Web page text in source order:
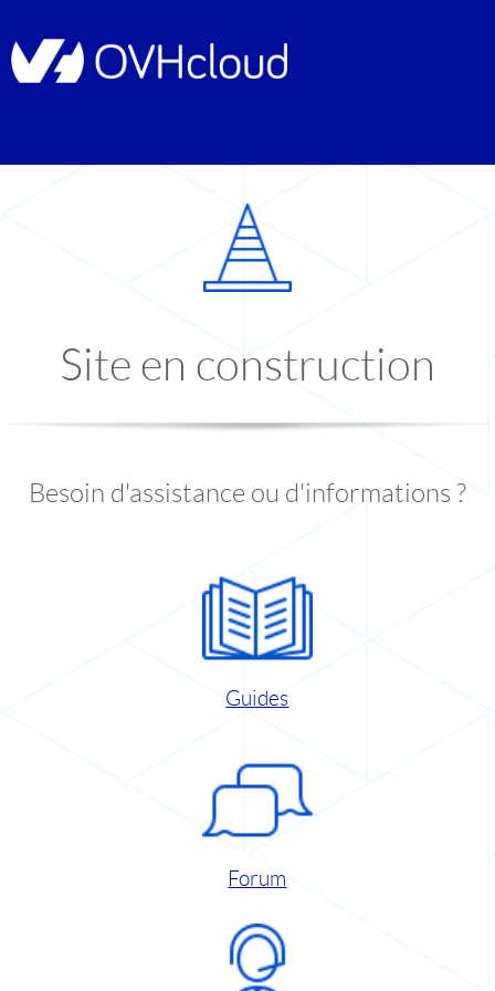
Site en construction
Besoin d'assistance ou d'informations ?
Guides
Forum